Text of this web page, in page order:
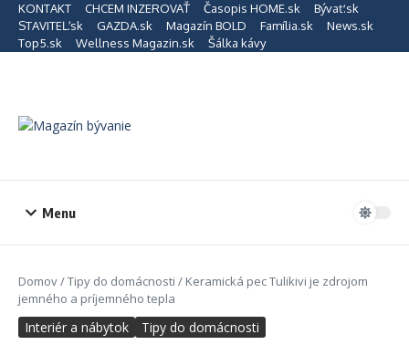
Preskočiť na obsah
KONTAKT CHCEM INZEROVAŤ Časopis HOME.sk
Bývať.sk
STAVITEĽ.sk
GAZDA.sk Magazín BOLD Família.sk
News.sk
Top5.sk
Wellness Magazin.sk Šálka kávy
Menu
Domov/Tipy do domácnosti / Keramická pec Tulikivi je zdrojom
jemného a príjemného tepla
Interiér a nábytok Tipy do domácnosti